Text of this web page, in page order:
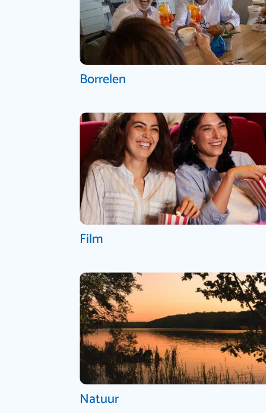
Borrelen
Film
Natuur